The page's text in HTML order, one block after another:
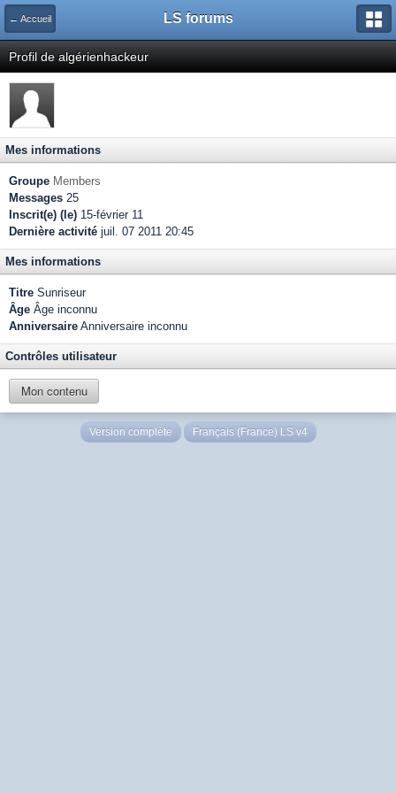
← Accueil LS forums
Profil de algérienhackeur
Mes informations
Groupe Members
Messages 25
Inscrit(e) (le) 15-février 11
Dernière activité juil. 07 2011 20:45
Mes informations
Titre Sunriseur
Âge Âge inconnu
Anniversaire Anniversaire inconnu
Contrôles utilisateur
Mon contenu
Version complète Français (France) LS v4